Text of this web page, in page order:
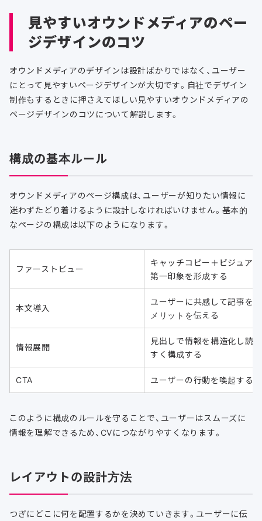
見やすいオウンドメディアのペー
ジデザインのコツ
オウンドメディアのデザインは設計ばかりではなく、ユーザー
にとって見やすいページデザインが大切です。自社でデザイン
制作もするときに押さえてほしい見やすいオウンドメディアの
ページデザインのコツについて解説します。
構成の基本ルール
オウンドメディアのページ構成は、ユーザーが知りたい情報に
迷わずたどり着けるように設計しなければいけません。基本的
なページの構成は以下のようになります。
ファーストビュー
キャッチコピー＋ビジュア
第一印象を形成する
本文導入
ユーザーに共感して記事を
メリットを伝える
情報展開
見出しで情報を構造化し読
すく構成する
CTA ユーザーの行動を喚起する
このように構成のルールを守ることで、ユーザーはスムーズに
情報を理解できるため、CVにつながりやすくなります。
レイアウトの設計方法
つぎにどこに何を配置するかを決めていきます。ユーザーに伝